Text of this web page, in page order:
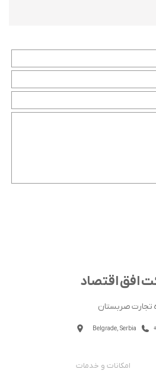
افق اقتصاد
تجارت صربستان
Belgrade, Serbia
امکانات و خدمات